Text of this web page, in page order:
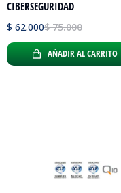
CIBERSEGURIDAD
$75.000
$ 62.000
AÑADIR AL CARRITO